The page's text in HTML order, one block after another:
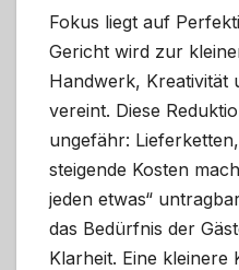
Fokus liegt auf
Gericht wird zur
Handwerk, Kreativität
vereint. Diese
ungefähr:
steigende Kosten
jeden etwas“
das Bedürfnis der
Klarheit. Eine kleinere